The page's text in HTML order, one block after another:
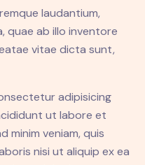
laudantium,
quae ab illo inventore
vitae dicta sunt,
adipisicing
ut labore et
minim veniam, quis
nisi ut aliquip ex ea